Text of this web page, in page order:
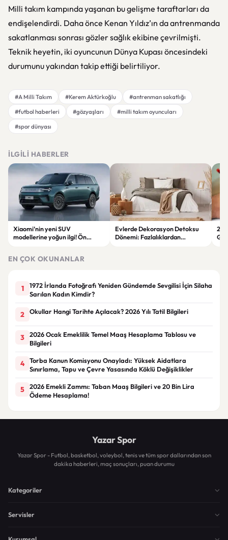
Milli takım kampında yaşanan bu gelişme taraftarları da
endişelendirdi. Daha önce Kenan Yıldız’ın da antrenmanda
sakatlanması sonrası gözler sağlık ekibine çevrilmişti.
Teknik heyetin, iki oyuncunun Dünya Kupası öncesindeki
durumunu yakından takip ettiği belirtiliyor.
#A Milli Takım #Kerem Aktürkoğlu
#antrenman sakatlığı
#futbol haberleri
#gözyaşları
#milli takım oyuncuları
#spor dünyası
İLGILI HABERLER
Xiaomi’nin yeni SUV
modellerine yoğun ilgi! Ön
Evlerde Dekorasyon Detoksu
Dönemi: Fazlalıklardan
EN ÇOK OKUNANLAR
1
1972 İrlanda Fotoğrafı Yeniden Gündemde Sevgilisi İçin Silaha
Sarılan Kadın Kimdir?
2 Okullar Hangi Tarihte Açılacak? 2026 Yılı Tatil Bilgileri
3
2026 Ocak Emeklilik Temel Maaş Hesaplama Tablosu ve
Bilgileri
4
Torba Kanun Komisyonu Onayladı: Yüksek Aidatlara
Sınırlama, Tapu ve Çevre Yasasında Köklü Değişiklikler
5
2026 Emekli Zammı: Taban Maaş Bilgileri ve 20 Bin Lira
Ödeme Hesaplama!
Yazar Spor
Yazar Spor - Futbol, basketbol, voleybol, tenis ve tüm spor dallarından son
dakika haberleri, maç sonuçları, puan durumu
Kategoriler
Servisler